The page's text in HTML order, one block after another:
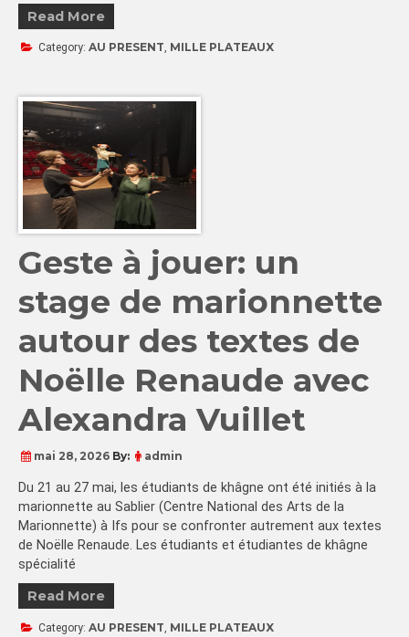
Read More
Category: AU PRESENT, MILLE PLATEAUX
Geste à jouer: un
stage de marionnette
autour des textes de
Noëlle Renaude avec
Alexandra Vuillet
mai 28, 2026 By: admin
Du 21 au 27 mai, les étudiants de khâgne ont été initiés à la
marionnette au Sablier (Centre National des Arts de la
Marionnette) à Ifs pour se confronter autrement aux textes
de Noëlle Renaude. Les étudiants et étudiantes de khâgne
spécialité
Read More
Category: AU PRESENT MILLE PLATEAUX